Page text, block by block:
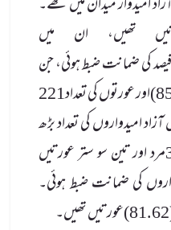
اور 273عورتیں تھیں، ان میں
سے 2935امیدواروں یعنی 85 فیصد کی ضمانت ضبط ہوئی، جن
میں مردوں کی تعداد 2714(85.43)اور عورتوں کی تعداد221
صد رہی، 2020میں آزاد امیدواروں کی تعداد بڑھ
کر 3733ہو گئی، جن میں 3362مرد اور تین سو ستر عورتیں
امیدواروں کی ضمانت ضبط ہوئی۔